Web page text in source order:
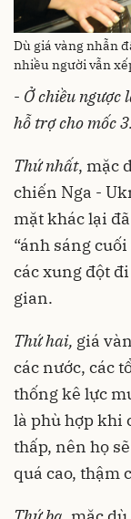
Dù giá vàng nhẫn
nhiều người vẫn
- Ở chiều ngược
hỗ trợ cho mốc
Thứ nhất, mặc
chiến Nga -
mặt khác lại
“ánh sáng
các xung đột
gian.
Thứ hai, giá
các nước, các
thống kê lực
là phù hợp khi
thấp, nên họ
quá cao, thậm